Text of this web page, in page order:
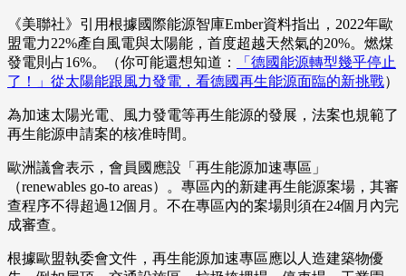
《美聯社》引用根據國際能源智庫Ember資料指出，2022年歐
盟電力22%產自風電與太陽能，首度超越天然氣的20%。燃煤
發電則占16%。（你可能還想知道：
「德國能源轉型幾乎停止
了！」從太陽能跟風力發電，看德國再生能源面臨的新挑戰）
為加速太陽光電、風力發電等再生能源的發展，法案也規範了
再生能源申請案的核准時間。
歐洲議會表示，會員國應設「再生能源加速專區」
（renewables go-to areas）。專區內的新建再生能源案場，其審
查程序不得超過12個月。不在專區內的案場則須在24個月內完
成審查。
根據歐盟執委會文件，再生能源加速專區應以人造建築物優